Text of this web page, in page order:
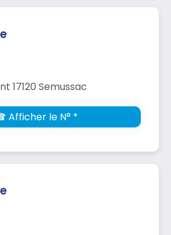
17120 Semussac
Afficher le N° *